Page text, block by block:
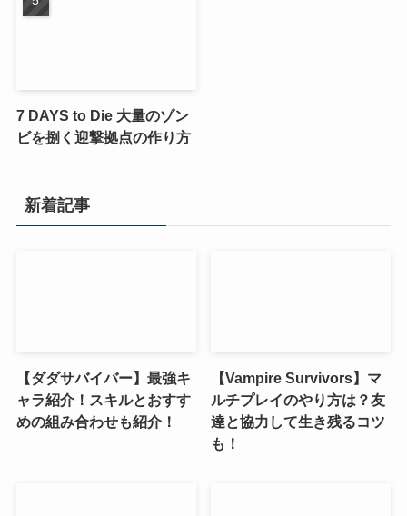
7 DAYS to Die 大量のゾン
ビを捌く迎撃拠点の作り方
新着記事
【ダダサバイバー】最強キ
ャラ紹介！スキルとおすす
めの組み合わせも紹介！
【Vampire Survivors】マ
ルチプレイのやり方は？友
達と協力して生き残るコツ
も！